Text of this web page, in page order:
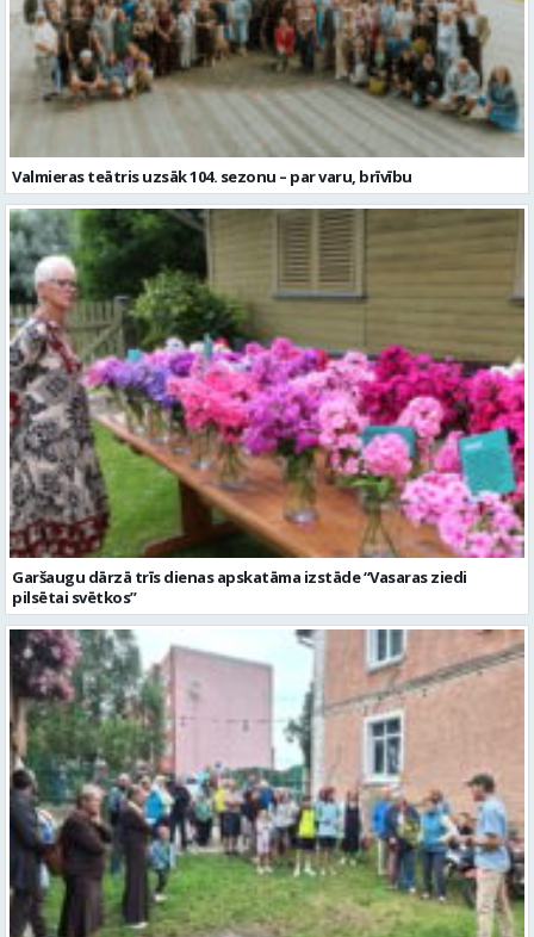
Valmieras teātris uzsāk 104. sezonu – par varu, brīvību
Garšaugu dārzā trīs dienas apskatāma izstāde “Vasaras ziedi
pilsētai svētkos”
Valmieras dzimšanas diena sākas ar Krāču kakta svētkiem